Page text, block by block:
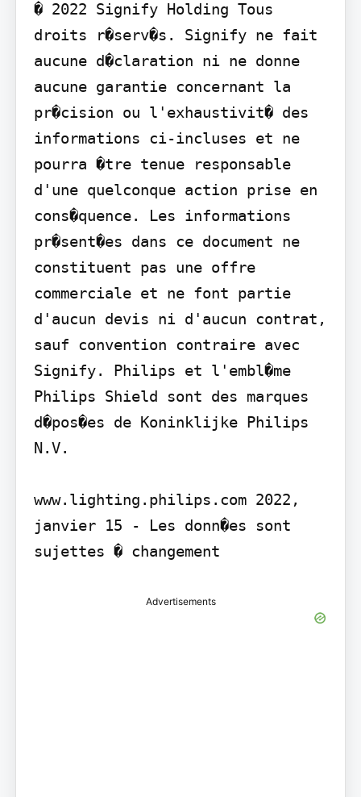
� 2022 Signify Holding Tous
droits r�serv�s. Signify ne fait
aucune d�claration ni ne donne
aucune garantie concernant la
pr�cision ou l'exhaustivit� des
informations ci-incluses et ne
pourra �tre tenue responsable
d'une quelconque action prise en
cons�quence. Les informations
pr�sent�es dans ce document ne
constituent pas une offre
commerciale et ne font partie
d'aucun devis ni d'aucun contrat,
sauf convention contraire avec
Signify. Philips et l'embl�me
Philips Shield sont des marques
d�pos�es de Koninklijke Philips
N.V.
www.lighting.philips.com 2022,
janvier 15 - Les donn�es sont
sujettes � changement
Advertisements